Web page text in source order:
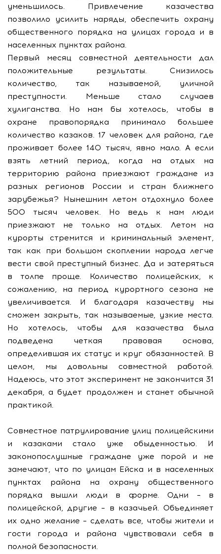
уменьшилось. Привлечение казачества
позволило усилить наряды, обеспечить охрану
общественного порядка на улицах города и в
населенных пунктах района.
Первый месяц совместной деятельности дал
положительные результаты. Снизилось
количество, так называемой, уличной
преступности. Меньше стало случаев
хулиганства. Но нам бы хотелось, чтобы в
охране правопорядка принимало большее
количество казаков. 17 человек для района, где
проживает более 140 тысяч, явно мало. А если
взять летний период, когда на отдых на
территорию района приезжают граждане из
разных регионов России и стран ближнего
зарубежья? Нынешним летом отдохнуло более
500 тысяч человек. Но ведь к нам люди
приезжают не только на отдых. Летом на
курорты стремится и криминальный элемент,
так как при большом скоплении народа легче
вести свой преступный бизнес. Да и затеряться
в толпе проще. Количество полицейских, к
сожалению, на период курортного сезона не
увеличивается. И благодаря казачеству мы
сможем закрыть, так называемые, узкие места.
Но хотелось, чтобы для казачества была
подведена четкая правовая основа,
определившая их статус и круг обязанностей. В
целом, мы довольны совместной работой.
Надеюсь, что этот эксперимент не закончится 31
декабря, а будет продолжен и станет обычной
практикой.
Совместное патрулирование улиц полицейскими
и казаками стало уже обыденностью. И
законопослушные граждане уже порой и не
замечают, что по улицам Ейска и в населенных
пунктах района на охрану общественного
порядка вышли люди в форме. Одни – в
полицейской, другие – в казачьей. Объединяет
их одно желание – сделать все, чтобы жители и
гости города и района чувствовали себя в
полной безопасности.